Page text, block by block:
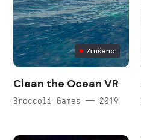
Zrušeno
Clean the Ocean VR
Broccoli Games — 2019